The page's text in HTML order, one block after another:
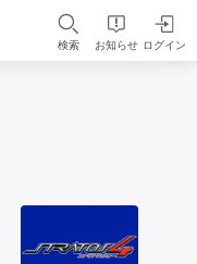
検索 お知らせ ログイン